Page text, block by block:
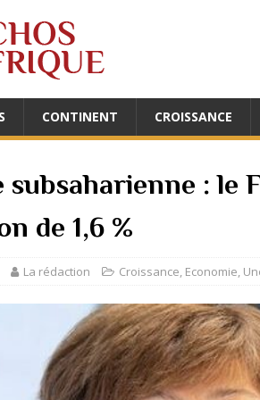
CONTINENT CROISSANCE
: le
de 1,6 %
La rédaction Croissance, Economie,